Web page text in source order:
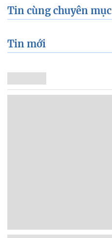
Tin cùng chuyên mục
Tin mới